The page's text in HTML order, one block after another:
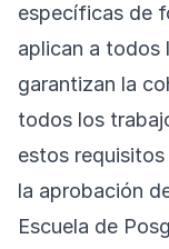
específicas de
aplican a todos
garantizan la
todos los
estos
la aprobación
Escuela de